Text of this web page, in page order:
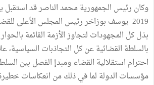
2019 يوسف بوزاخر رئيس المجلس الأعلى
بذل كل المجهودات لتجاوز الأزمة القائمة
بالسلطة القضائية عن كل التجاذبات السياسية،
احترام استقلالية القضاء ومبدإ الفصل بين
مؤسسات الدولة لما في ذلك من انعكاسات